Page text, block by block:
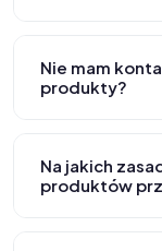
Nie mam
produkty?
Na jakich
produktów